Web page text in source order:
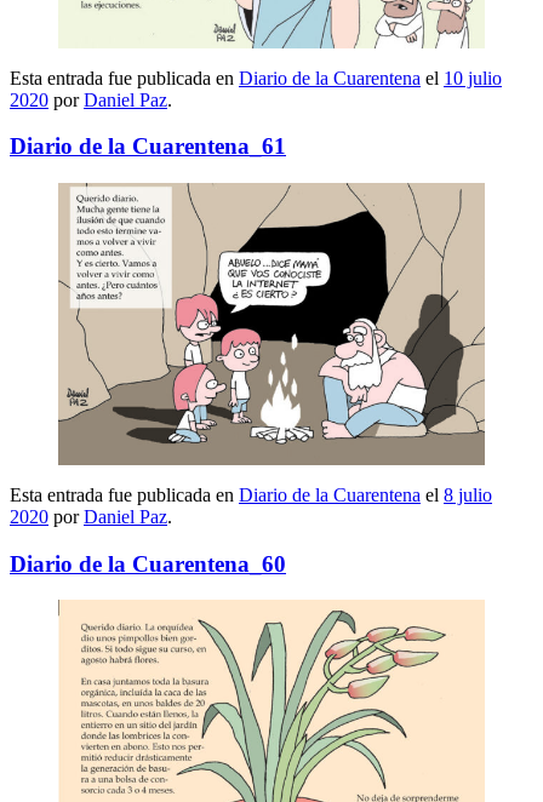
Esta entrada fue publicada en Diario de la Cuarentena el 10 julio
2020 porDaniel Paz.
Diario de la Cuarentena_61
Esta entrada fue publicada en Diario de la Cuarentena el 8 julio
2020 porDaniel Paz.
Diario de la Cuarentena_60